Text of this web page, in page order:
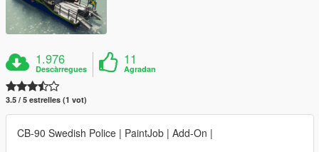
1.976
Descàrregues
11
Agradan
3.5 / 5 estrelles (1 vot)
CB-90 Swedish Police | PaintJob | Add-On |